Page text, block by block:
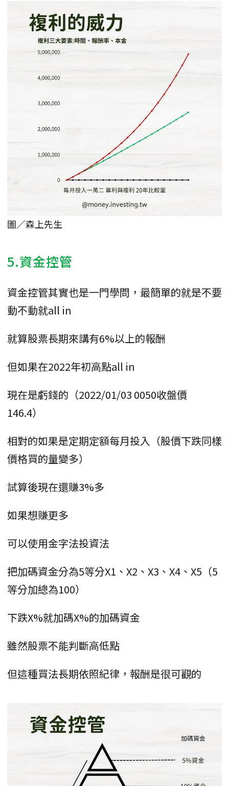
圖／森上先生
5.資金控管
資金控管其實也是一門學問，最簡單的就是不要
動不動就all in
就算股票長期來講有6%以上的報酬
但如果在2022年初高點all in
現在是虧錢的（2022/01/03 0050收盤價
146.4）
相對的如果是定期定額每月投入（股價下跌同樣
價格買的量變多）
試算後現在還賺3%多
如果想賺更多
可以使用金字法投資法
把加碼資金分為5等分X1、X2、X3、X4、X5（5
等分加總為100）
下跌X%就加碼X%的加碼資金
雖然股票不能判斷高低點
但這種買法長期依照紀律，報酬是很可觀的